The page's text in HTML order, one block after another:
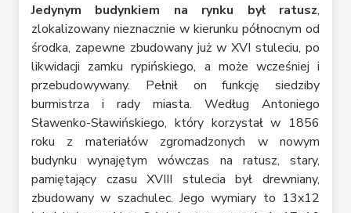
Jedynym budynkiem na rynku był ratusz,
zlokalizowany nieznacznie w kierunku północnym od
środka, zapewne zbudowany już w XVI stuleciu, po
likwidacji zamku rypińskiego, a może wcześniej i
przebudowywany. Pełnił on funkcję siedziby
burmistrza i rady miasta. Według Antoniego
Sławenko-Sławińskiego, który korzystał w 1856
roku z materiałów zgromadzonych w nowym
budynku wynajętym wówczas na ratusz, stary,
pamiętający czasu XVIII stulecia był drewniany,
zbudowany w szachulec. Jego wymiary to 13x12